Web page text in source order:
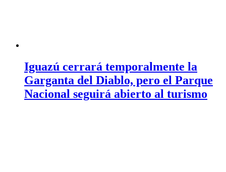
Iguazú cerrará temporalmente la
Garganta del Diablo, pero el Parque
Nacional seguirá abierto al turismo